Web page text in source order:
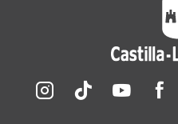
Redes sociales JCCM